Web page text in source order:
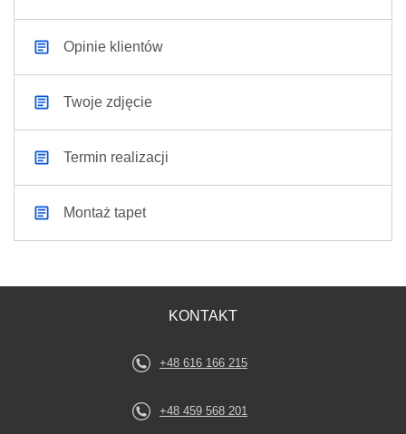
Opinie klientów
Twoje zdjęcie
Termin realizacji
Montaż tapet
KONTAKT
+48 616 166 215
+48 459 568 201